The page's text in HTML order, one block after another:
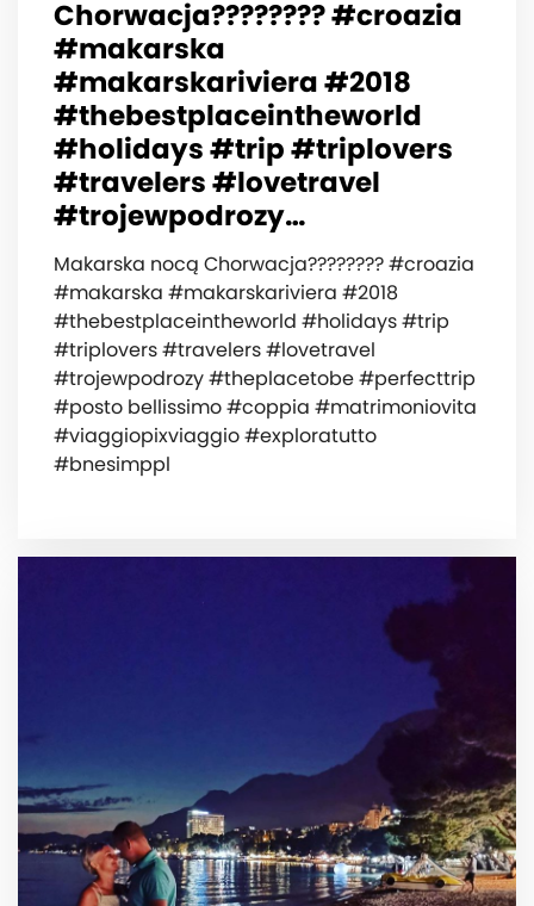
Chorwacja???????? #croazia
#makarska
#makarskariviera #2018
#thebestplaceintheworld
#holidays #trip #triplovers
#travelers #lovetravel
#trojewpodrozy…
Makarska nocą Chorwacja???????? #croazia
#makarska #makarskariviera #2018
#thebestplaceintheworld #holidays #trip
#triplovers #travelers #lovetravel
#trojewpodrozy #theplacetobe #perfecttrip
#posto bellissimo #coppia #matrimoniovita
#viaggiopixviaggio #exploratutto
#bnesimppl